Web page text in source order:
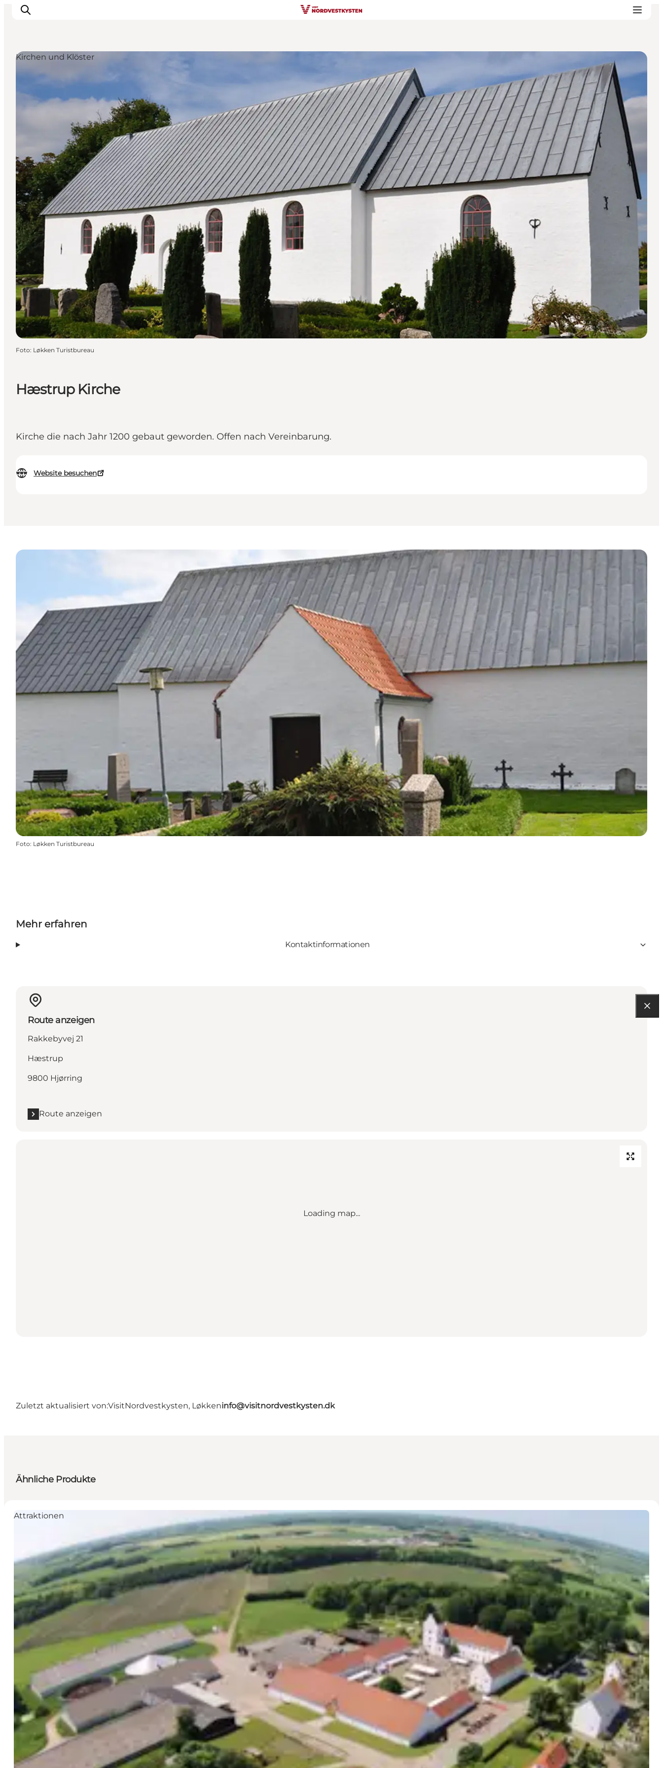
Urlaubsorte
Inspiration
Events
Unterkunft
Mach deine Urlaubsplanung
Hæstrup Kirche
Kirche die nach Jahr 1200 gebaut geworden. Offen nach Vereinbarung.
Website besuchen
Kirchen und Klöster
Foto: Løkken Turistbureau
Foto: Løkken Turistbureau
Mehr erfahren
Kontaktinformationen
Route anzeigen
Rakkebyvej 21
Hæstrup
9800 Hjørring
Route anzeigen
Loading map...
Zuletzt aktualisiert von:VisitNordvestkysten, Løkkeninfo@visitnordvestkysten.dk
Ähnliche Produkte
Attraktionen